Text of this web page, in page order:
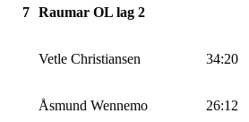
7 Raumar OL lag 2
Vetle Christiansen 34:20
Åsmund Wennemo 26:12